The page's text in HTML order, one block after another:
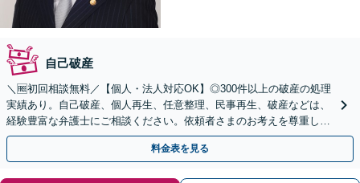
自己破産
＼🆓初回相談無料／【個人・法人対応OK】◎300件以上の破産の処理
実績あり。自己破産、個人再生、任意整理、民事再生、破産などは、
経験豊富な弁護士にご相談ください。依頼者さまのお考えを尊重しな
がら、より良いご提案をいたします【三越前駅1分】
料金表を見る